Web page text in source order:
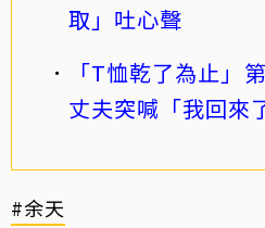
取」吐心聲
「T恤乾了為止」
丈夫突喊「我回來
#余天